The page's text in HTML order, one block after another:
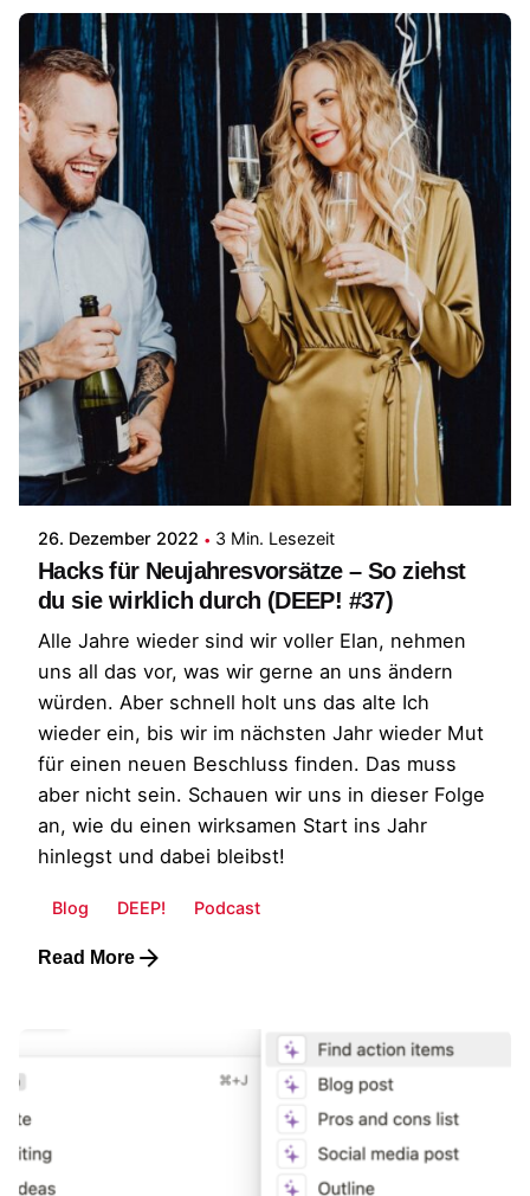
Posted by
Patrick
26. Dezember 2022 3 Min. Lesezeit
Hacks für Neujahresvorsätze – So ziehst
du sie wirklich durch (DEEP! #37)
Alle Jahre wieder sind wir voller Elan, nehmen
uns all das vor, was wir gerne an uns ändern
würden. Aber schnell holt uns das alte Ich
wieder ein, bis wir im nächsten Jahr wieder Mut
für einen neuen Beschluss finden. Das muss
aber nicht sein. Schauen wir uns in dieser Folge
an, wie du einen wirksamen Start ins Jahr
hinlegst und dabei bleibst!
Blog DEEP! Podcast
Read More